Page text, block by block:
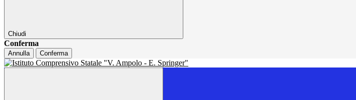
Chiudi
Conferma
Annulla Conferma